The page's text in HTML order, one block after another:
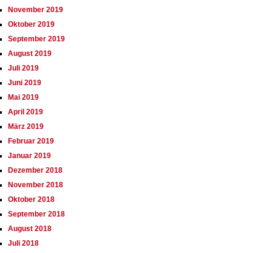
November 2019
Oktober 2019
September 2019
August 2019
Juli 2019
Juni 2019
Mai 2019
April 2019
März 2019
Februar 2019
Januar 2019
Dezember 2018
November 2018
Oktober 2018
September 2018
August 2018
Juli 2018